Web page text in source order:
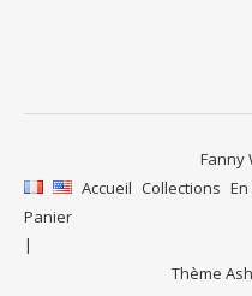
Fanny
Accueil Collections
Panier
Thème